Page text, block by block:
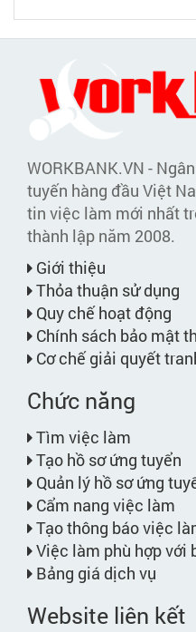
WORKBANK.VN -
tuyến hàng đầu Việt
tin việc làm mới nhất
thành lập năm 2008.
Giới thiệu
Thỏa thuận sử dụng
Quy chế hoạt động
Chính sách bảo mật
Cơ chế giải quyết
Chức năng
Tìm việc làm
Tạo hồ sơ ứng tuyển
Quản lý hồ sơ ứng
Cẩm nang việc làm
Tạo thông báo việc
Việc làm phù hợp với
Bảng giá dịch vụ
Website liên kết